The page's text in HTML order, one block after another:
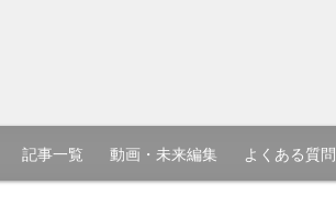
記事一覧 動画・未来編集 よくある質問